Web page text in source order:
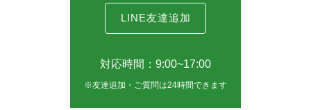
LINE友達追加
対応時間：9:00~17:00
※友達追加・ご質問は24時間できます